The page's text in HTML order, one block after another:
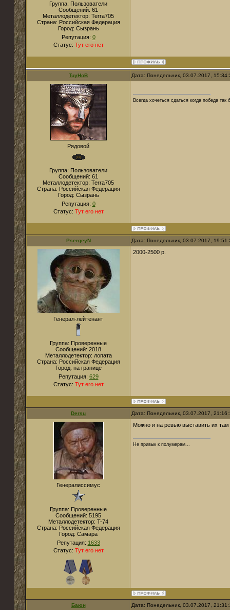
Группа: Пользователи
Сообщений: 61
Металлодетектор: Terra705
Страна: Российская Федерация
Город: Сызрань
Репутация: 0
Статус: Тут его нет
TuyHoB Дата: Понедельник, 03.07.2017,
Рядовой
Группа: Пользователи
Сообщений: 61
Металлодетектор: Terra705
Страна: Российская Федерация
Город: Сызрань
Репутация: 0
Статус: Тут его нет
Всегда хочеться сдаться когда победа так
PsergeyN Дата: Понедельник, 03.07.2017,
Генерал-лейтенант
Группа: Проверенные
Сообщений: 2018
Металлодетектор: лопата
Страна: Российская Федерация
Город: на границе
Репутация: 629
Статус: Тут его нет
2000-2500 р.
Dersu Дата: Понедельник, 03.07.2017,
Генералиссимус
Группа: Проверенные
Сообщений: 5195
Металлодетектор: T-74
Страна: Российская Федерация
Город: Самара
Репутация: 1633
Статус: Тут его нет
Можно и на ревью выставить их
Не привык к полумерам...
Баюн Дата: Понедельник, 03.07.2017,